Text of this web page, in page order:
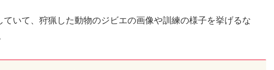
いて、狩猟した動物のジビエの画像や訓練の様子を挙げるな